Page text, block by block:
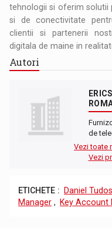
tehnologii si oferim solutii
si de conectivitate
clientii si partenerii
digitala de maine in
Autori
de
Vezi toate
Vezi
ETICHETE : Daniel
Manager , Key Account